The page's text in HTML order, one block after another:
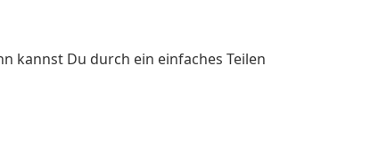
kannst Du durch ein einfaches Teilen